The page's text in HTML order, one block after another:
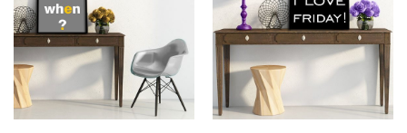
Opcje
można
wybrać
na
stronie
produktu
Opcje
można
wybrać
produktu